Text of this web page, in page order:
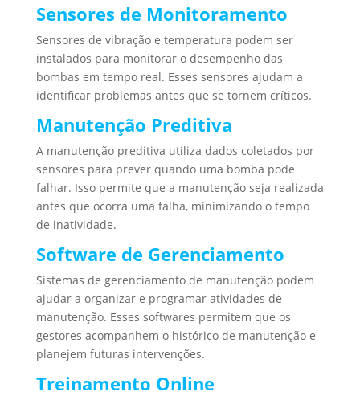
Sensores de Monitoramento
Sensores de vibração e temperatura podem ser
instalados para monitorar o desempenho das
bombas em tempo real. Esses sensores ajudam a
identificar problemas antes que se tornem críticos.
Manutenção Preditiva
A manutenção preditiva utiliza dados coletados por
sensores para prever quando uma bomba pode
falhar. Isso permite que a manutenção seja realizada
antes que ocorra uma falha, minimizando o tempo
de inatividade.
Software de Gerenciamento
Sistemas de gerenciamento de manutenção podem
ajudar a organizar e programar atividades de
manutenção. Esses softwares permitem que os
gestores acompanhem o histórico de manutenção e
planejem futuras intervenções.
Treinamento Online